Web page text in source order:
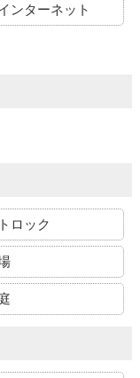
ンターネット
ロック